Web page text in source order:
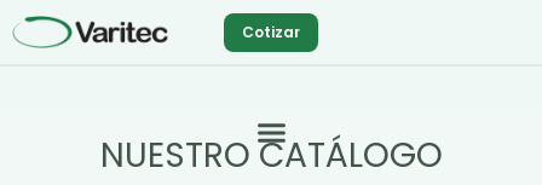
al
Cotizar
NUESTRO CATÁLOGO